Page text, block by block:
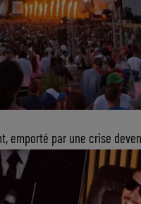
emporté par une crise